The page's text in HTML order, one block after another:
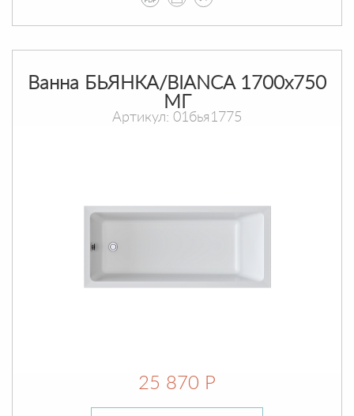
Ванна БЬЯНКА/BIANCA 1700х750
МГ
Артикул: 01бья1775
25 870 Р